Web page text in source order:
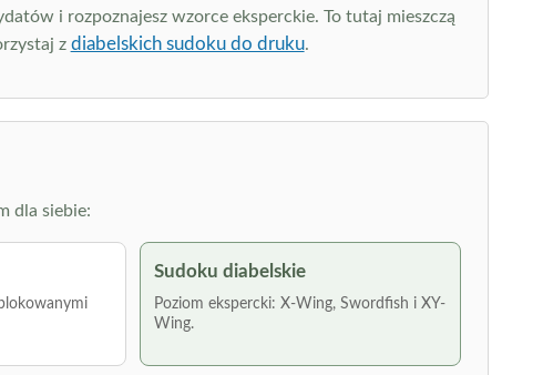
i rozpoznajesz wzorce eksperckie. To tutaj mieszczą
z diabelskich sudoku do druku.
dla siebie:
Sudoku diabelskie
Poziom ekspercki: X-Wing, Swordfish i XY-
Wing.